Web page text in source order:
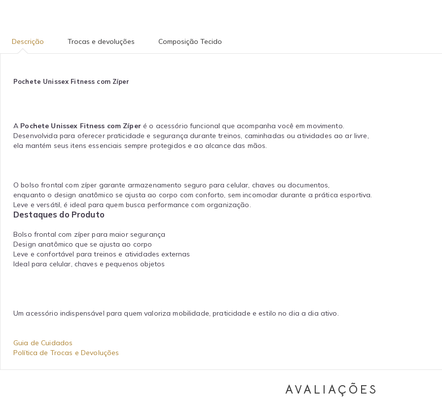
Descrição Trocas e devoluções Composição Tecido
Pochete Unissex Fitness com Zíper
A Pochete Unissex Fitness com Zíperé o acessório funcional que acompanha você em movimento.
Desenvolvida para oferecer praticidade e segurança durante treinos, caminhadas ou atividades ao ar livre,
ela mantém seus itens essenciais sempre protegidos e ao alcance das mãos.
O bolso frontal com zíper garante armazenamento seguro para celular, chaves ou documentos,
enquanto o design anatômico se ajusta ao corpo com conforto, sem incomodar durante a prática esportiva.
Leve e versátil, é ideal para quem busca performance com organização.
Destaques do Produto
Bolso frontal com zíper para maior segurança
Design anatômico que se ajusta ao corpo
Leve e confortável para treinos e atividades externas
Ideal para celular, chaves e pequenos objetos
Um acessório indispensável para quem valoriza mobilidade, praticidade e estilo no dia a dia ativo.
Guia de Cuidados
Política de Trocas e Devoluções
AVALIAÇÕES